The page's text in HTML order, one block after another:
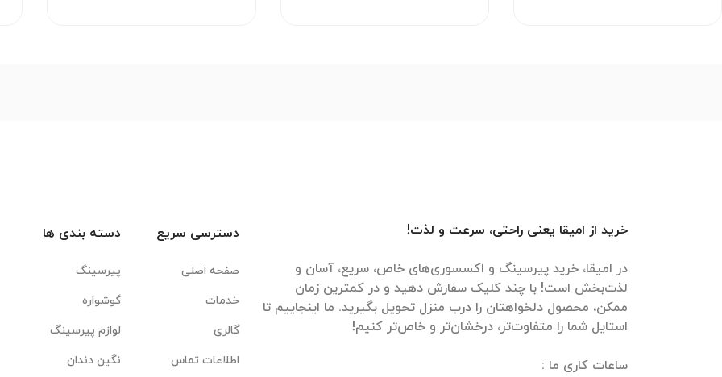
خرید از امیقا یعنی راحتی، سرعت و لذت!
در امیقا، خرید پیرسینگ و اکسسوری‌های خاص، سریع، آسان و
لذت‌بخش است! با چند کلیک سفارش دهید و در کمترین زمان
ممکن، محصول دلخواهتان را درب منزل تحویل بگیرید. ما اینجاییم تا
دسترسی سریع
صفحه اصلی
خدمات
گالری
اطلاعات تماس
دسته بندی ها
پیرسینگ
گوشواره
لوازم پیرسینگ
نگین دندان